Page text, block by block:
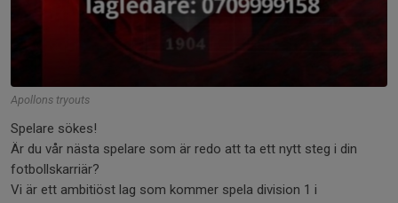
Apollons tryouts
Spelare sökes!
Är du vår nästa spelare som är redo att ta ett nytt steg i din
fotbollskarriär?
Vi är ett ambitiöst lag som kommer spela division 1 i